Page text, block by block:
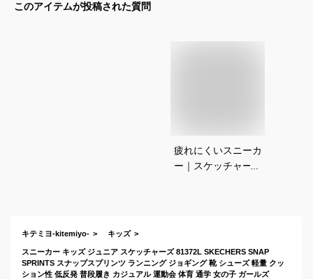
このアイテムが投稿された質問
疲れにくいスニーカ
ー｜スケッチャーズ
キテミヨ-kitemiyo- キッズ
スニーカー キッズ ジュニア スケッチャーズ 81372L SKECHERS SNAP
SPRINTS スナップスプリンツ ランニング ジョギング 靴 シューズ 軽量 クッ
ション性 低反発 普段履き カジュアル 運動会 体育 通学 女の子 ガールズ